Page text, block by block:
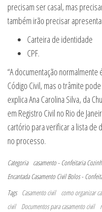
precisam ser casal, mas
também irão precisar
Carteira de identidade
CPF.
“A documentação
Código Civil, mas o trâmite
explica Ana Carolina Silva, da
em Registro Civil no Rio de
cartório para verificar a lista de
no processo.
Categoria casamento - Confeitaria
Encantada Casamento Civil Bolos -
Tags Casamento civil como organizar
civil
Documentos para casamento civil